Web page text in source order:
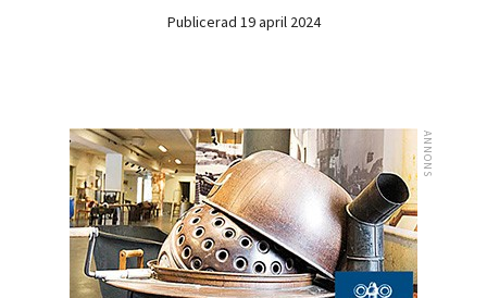
Publicerad 19 april 2024